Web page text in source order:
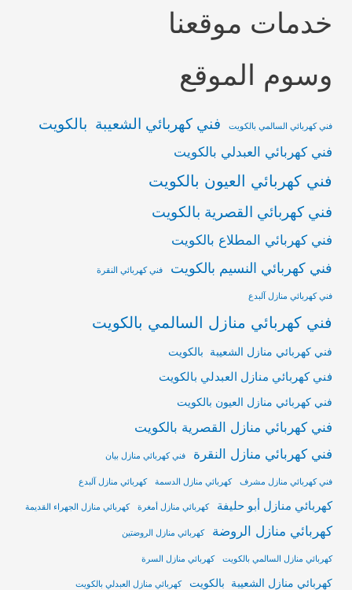
خدمات موقعنا
وسوم الموقع
فني كهربائي السالمي بالكويت فني كهربائي الشعيبة بالكويت
فني كهربائي العبدلي بالكويت
فني كهربائي العيون بالكويت
فني كهربائي القصرية بالكويت
فني كهربائي المطلاع بالكويت
فني كهربائي النسيم بالكويت فني كهربائي النقرة
فني كهربائي منازل آلبدع
فني كهربائي منازل السالمي بالكويت
فني كهربائي منازل الشعيبة بالكويت
فني كهربائي منازل العبدلي بالكويت
فني كهربائي منازل العيون بالكويت
فني كهربائي منازل القصرية بالكويت
فني كهربائي منازل النقرة
فني كهربائي منازل بيان
فني كهربائي منازل مشرف كهربائي منازل الدسمة كهربائي منازل آلبدع
كهربائي منازل أبو حليفة كهربائي منازل أمغرة كهربائي منازل الجهراء القديمة
كهربائي منازل الروضة كهربائي منازل الروضتين
كهربائي منازل السالمي بالكويت كهربائي منازل السرة
كهربائي منازل الشعيبة بالكويت كهربائي منازل العبدلي بالكويت